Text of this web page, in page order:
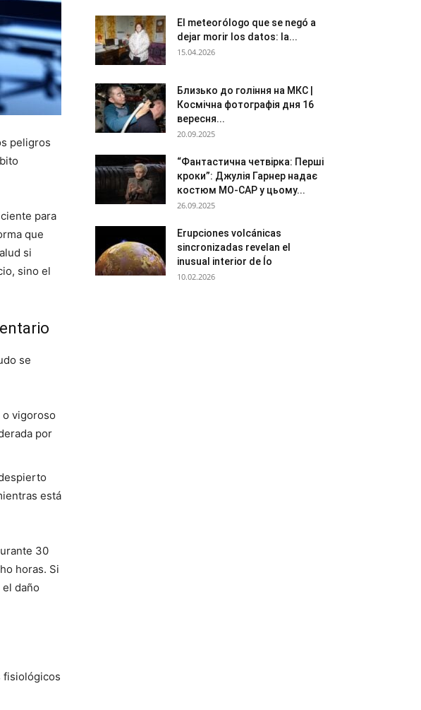
peligros
para
que
si
sino el
se
vigoroso
por
está
30
horas. Si
daño
fisiológicos
El meteorólogo que se negó a
dejar morir los datos: la...
15.04.2026
Близько до гоління на МКС |
Космічна фотографія дня 16
вересня...
20.09.2025
“Фантастична четвірка: Перші
кроки”: Джулія Гарнер надає
костюм MO-CAP у цьому...
26.09.2025
Erupciones volcánicas
sincronizadas revelan el
inusual interior de Ío
10.02.2026